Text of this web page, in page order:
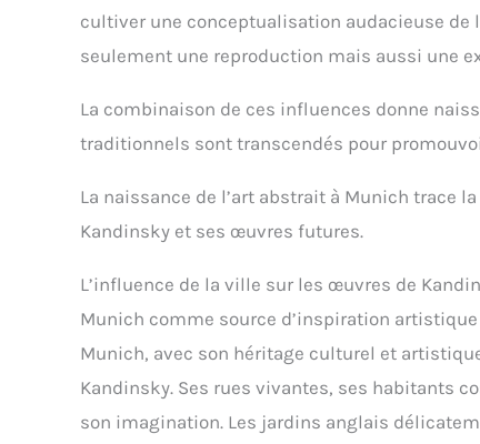
cultiver une conceptualisation audacieuse de
seulement une reproduction mais aussi une
La combinaison de ces influences donne
traditionnels sont transcendés pour
La naissance de l’art abstrait à Munich trace
Kandinsky et ses œuvres futures.
L’influence de la ville sur les œuvres de
Munich comme source d’inspiration artistique
Munich, avec son héritage culturel et
Kandinsky. Ses rues vivantes, ses habitants
son imagination. Les jardins anglais